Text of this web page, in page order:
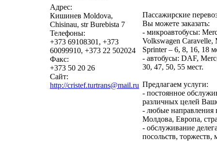
Адрес:
Кишинев Moldova,
Chisinau, str Burebista 7
Телефоны:
+373 69108301, +373
60099910, +373 22 502024
Факс:
+373 50 20 26
Сайт:
http://cristef.turtrans@mail.ru
Пассажирские
Вы можете заказать:
- микроавтобусы:
Volkswagen Caravelle,
Sprinter – 6, 8, 16, 18
- aвтобусы: DAF,
30, 47, 50, 55 мест.
Предлагаем услуги:
- постоянное
различных целей
- любые направления
Молдова, Европа,
- oбслуживание
посольств, торжеств,